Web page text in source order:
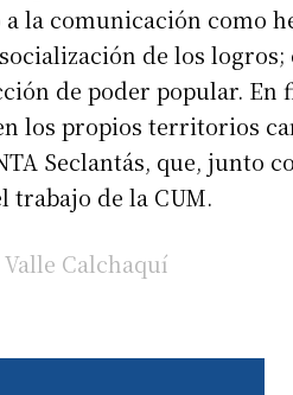
la comunicación como
de los logros;
de poder popular. En
los propios territorios
Seclantás, que, junto
trabajo de la CUM.